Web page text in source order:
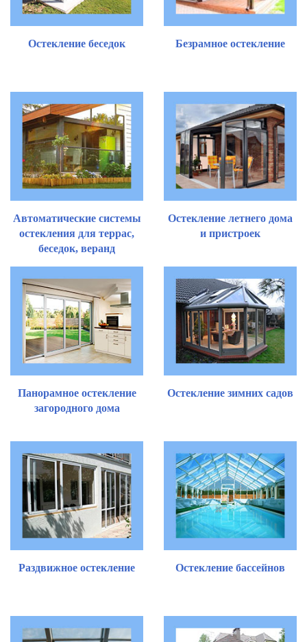
Остекление беседок Безрамное остекление
Автоматические системы
остекления для террас,
беседок, веранд
Остекление летнего дома
и пристроек
Панорамное остекление
загородного дома
Остекление зимних садов
Раздвижное остекление Остекление бассейнов